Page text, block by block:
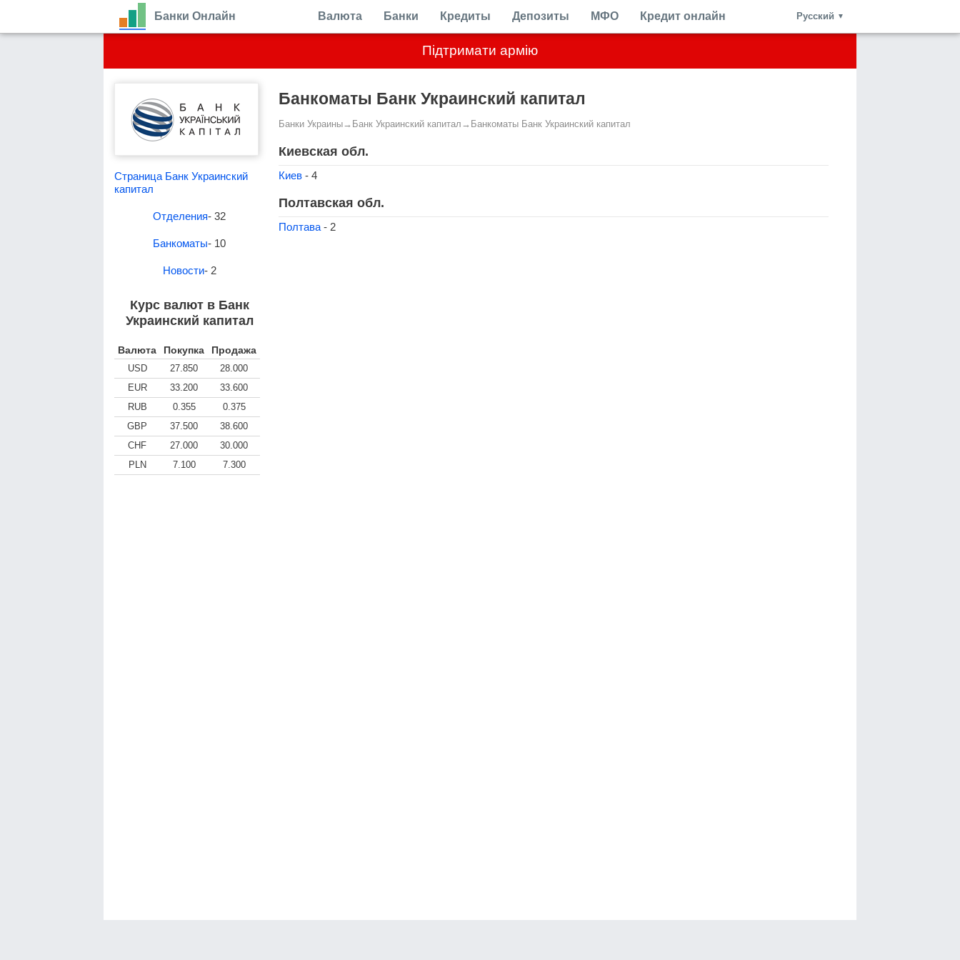
Підтримати армію
Банки Онлайн Валюта Банки Кредиты Депозиты МФО Кредит онлайн Русский ▼
Страница Банк Украинский
капитал
Отделения- 32
Банкоматы- 10
Новости- 2
Курс валют в Банк
Украинский капитал
Валюта Покупка Продажа
USD 27.850
28.000
EUR
33.200
33.600
RUB
0.355
0.375
GBP
37.500
38.600
CHF
27.000
30.000
PLN
7.100 7.300
Банкоматы Банк Украинский капитал
Банки Украины→ Банк Украинский капитал → Банкоматы Банк Украинский капитал
Киевская обл.
Киев - 4
Полтавская обл.
Полтава - 2